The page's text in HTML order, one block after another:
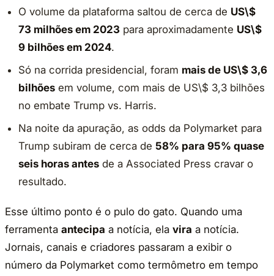
O volume da plataforma saltou de cerca de US\$
73 milhões em 2023 para aproximadamente US\$
9 bilhões em 2024.
Só na corrida presidencial, foram mais de US\$ 3,6
bilhões em volume, com mais de US\$ 3,3 bilhões
no embate Trump vs. Harris.
Na noite da apuração, as odds da Polymarket para
Trump subiram de cerca de58% para 95% quase
seis horas antes de a Associated Press cravar o
resultado.
Esse último ponto é o pulo do gato. Quando uma
ferramenta antecipa a notícia, ela vira a notícia.
Jornais, canais e criadores passaram a exibir o
número da Polymarket como termômetro em tempo